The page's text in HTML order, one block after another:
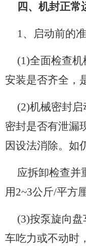
四、机封正常
1、启动前的
(1)全面检查
安装是否齐全，
(2)机械密封
密封是否有泄漏
因设法消除。如
应拆卸检查并
用2~3公斤/平方
(3)按泵旋向
车吃力或不动时